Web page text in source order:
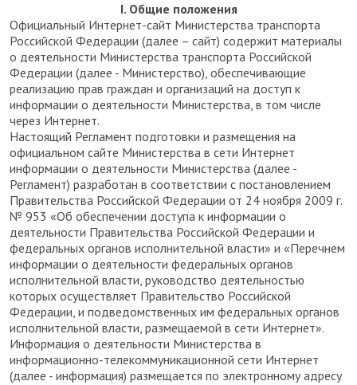
I.Общие положения
Официальный Интернет-сайт Министерства транспорта
Российской Федерации (далее – сайт) содержит материалы
о деятельности Министерства транспорта Российской
Федерации (далее - Министерство), обеспечивающие
реализацию прав граждан и организаций на доступ к
информации о деятельности Министерства, в том числе
через Интернет.
Настоящий Регламент подготовки и размещения на
официальном сайте Министерства в сети Интернет
информации о деятельности Министерства (далее -
Регламент) разработан в соответствии с постановлением
Правительства Российской Федерации от 24 ноября 2009 г.
№ 953 «Об обеспечении доступа к информации о
деятельности Правительства Российской Федерации и
федеральных органов исполнительной власти» и «Перечнем
информации о деятельности федеральных органов
исполнительной власти, руководство деятельностью
которых осуществляет Правительство Российской
Федерации, и подведомственных им федеральных органов
исполнительной власти, размещаемой в сети Интернет».
Информация о деятельности Министерства в
информационно-телекоммуникационной сети Интернет
(далее - информация) размещается по электронному адресу